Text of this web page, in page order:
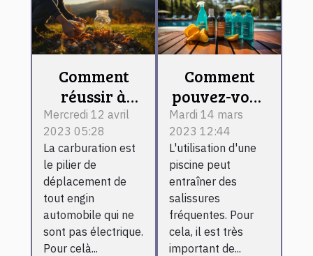
Comment
réussir à
effectuer son
plein
d'essence
sans pour
autant
perdre du
temps ?
Mercredi 12 avril
2023 05:28
La carburation est
le pilier de
déplacement de
tout engin
automobile qui ne
sont pas électrique.
Pour celà...
Comment
pouvez-vous
très bien
choisir un
robot
nettoyeur
pour votre
piscine ?
Mardi 14 mars
2023 12:44
L'utilisation d'une
piscine peut
entraîner des
salissures
fréquentes. Pour
cela, il est très
important de...